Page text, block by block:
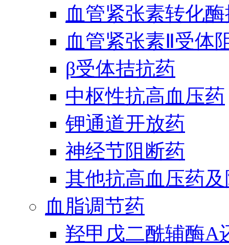
血管紧张素转化
血管紧张素Ⅱ受体
β受体拮抗药
中枢性抗高血压药
钾通道开放药
神经节阻断药
其他抗高血压药
血脂调节药
羟甲戊二酰辅酶A